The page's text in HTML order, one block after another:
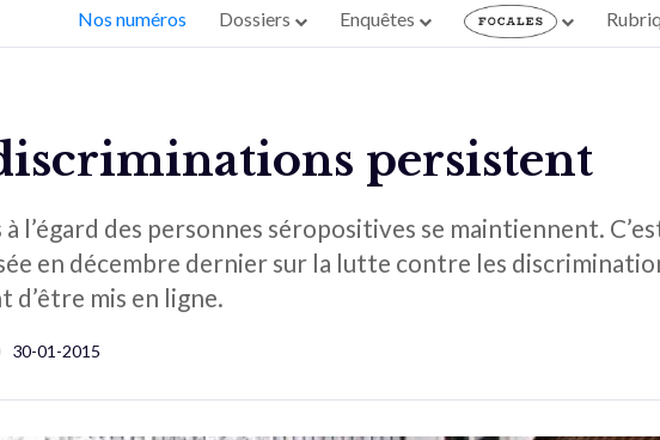
Nos numéros Dossiers Enquêtes
persistent
l’égard des personnes séropositives se maintiennent.
en décembre dernier sur la lutte contre les
mis en ligne.
30-01-2015